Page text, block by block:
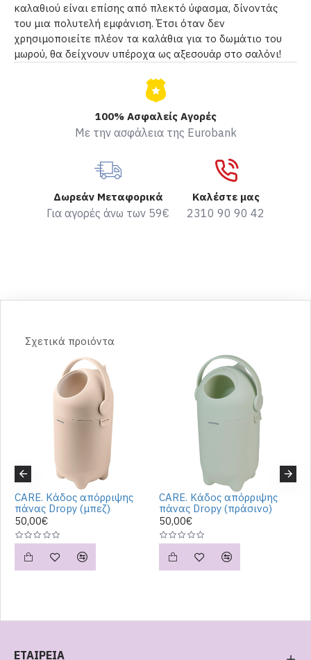
100% Ασφαλείς Αγορές
Με την ασφάλεια της Eurobank
Δωρεάν Μεταφορικά
Για αγορές άνω των 59€
Καλέστε μας
2310 90 90 42
καλαθιού είναι επίσης από πλεκτό ύφασμα, δίνοντάς
του μια πολυτελή εμφάνιση. Έτσι όταν δεν
χρησιμοποιείτε πλέον τα καλάθια για το δωμάτιο του
μωρού, θα δείχνουν υπέροχα ως αξεσουάρ στο σαλόνι!
Σχετικά προιόντα
CARE. Κάδος απόρριψης
πάνας Dropy (μπεζ)
50,00€
CARE. Κάδος απόρριψης
πάνας Dropy (πράσινο)
50,00€
ΕΤΑΙΡΕΙΑ